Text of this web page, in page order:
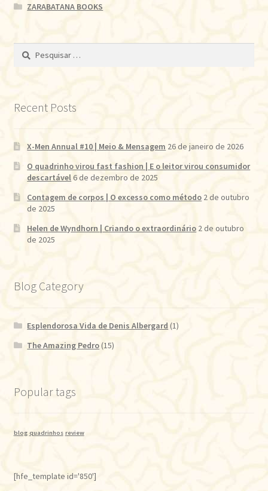
ZARABATANA BOOKS
Pesquisar
Recent Posts
X-Men Annual #10 | Meio & Mensagem 26 de janeiro de 2026
O quadrinho virou fast fashion | E o leitor virou consumidor
descartável6 de dezembro de 2025
Contagem de corpos | O excesso como método 2 de outubro
de 2025
Helen de Wyndhorn | Criando o extraordinário 2 de outubro
de 2025
Blog Category
Esplendorosa Vida de Denis Albergard (1)
The Amazing Pedro(15)
Popular tags
blog quadrinhos review
[hfe_template id='850']